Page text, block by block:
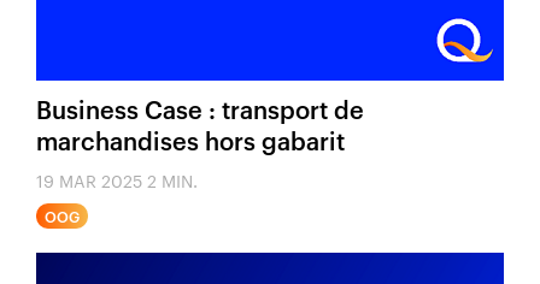
Business Case : transport de
marchandises hors gabarit
19 MAR 2025 2 MIN.
OOG